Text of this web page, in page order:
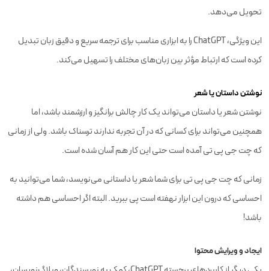
تحویل می‌دهد.
این ویژگی، ChatGPT را به ابزاری مناسب برای ترجمه سریع و دقیق زبان تبدیل
کرده است که ارتباط مؤثر بین زبان‌های مختلف را تسهیل می‌کند.
نوشتن داستان یا شعر
نوشتن شعر یا داستان می‌تواند یک کار چالش برانگیز و ارزشمند باشد، اما
همچنین می‌تواند برای کسانی که در آن تجربه ندارند ترسناک باشد. ولی از زمانی
که چت جی پی تی آمده است حتی این کار هم آسان شده است.
زمانی که چت جی پی تی برای شما شعر یا داستانی می‌نویسد، شما می‌توانید به
احساسی که درون این ابزار نهفته است پی ببرید. البته اگر احساسی هم داشته
باشد!
ایجاد و ویرایش محتوا